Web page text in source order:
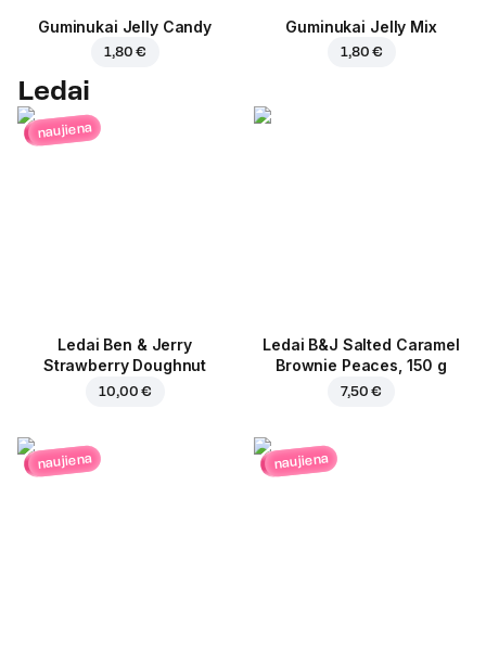
Guminukai Jelly Candy
1,80 €
Guminukai Jelly Mix
1,80 €
Ledai
naujiena
Ledai Ben & Jerry
Strawberry Doughnut
10,00 €
Ledai B&J Salted Caramel
Brownie Peaces, 150 g
7,50 €
naujiena naujiena